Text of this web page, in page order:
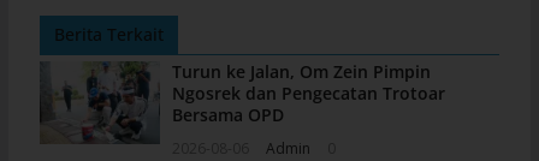
Berita Terkait
Turun ke Jalan, Om Zein Pimpin
Ngosrek dan Pengecatan Trotoar
Bersama OPD
Admin